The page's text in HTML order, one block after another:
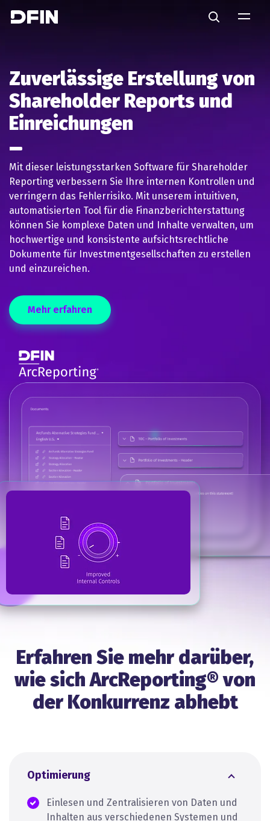
Search
Zuverlässige Erstellung von
Shareholder Reports und
Einreichungen
Mit dieser leistungsstarken Software für Shareholder
Reporting verbessern Sie Ihre internen Kontrollen und
verringern das Fehlerrisiko. Mit unserem intuitiven,
automatisierten Tool für die Finanzberichterstattung
können Sie komplexe Daten und Inhalte verwalten, um
hochwertige und konsistente aufsichtsrechtliche
Dokumente für Investmentgesellschaften zu erstellen
und einzureichen.
Mehr erfahren
Erfahren Sie mehr darüber,
wie sich ArcReporting® von
der Konkurrenz abhebt
Optimierung
Einlesen und Zentralisieren von Daten und
Inhalten aus verschiedenen Systemen und